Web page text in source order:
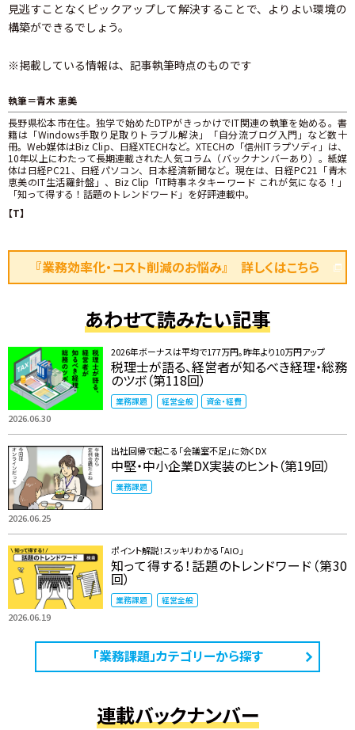
見逃すことなくピックアップして解決することで、よりよい環境の
構築ができるでしょう。
※掲載している情報は、記事執筆時点のものです
執筆＝青木 恵美
長野県松本市在住。独学で始めたDTPがきっかけでIT関連の執筆を始める。書
籍は「Windows手取り足取りトラブル解決」「自分流ブログ入門」など数十
冊。Web媒体はBiz Clip、日経XTECHなど。XTECHの「信州ITラプソディ」は、
10年以上にわたって長期連載された人気コラム（バックナンバーあり）。紙媒
体は日経PC21、日経パソコン、日本経済新聞など。現在は、日経PC21「青木
恵美のIT生活羅針盤」、Biz Clip「IT時事ネタキーワード これが気になる！」
「知って得する！話題のトレンドワード」を好評連載中。
【T】
『業務効率化・コスト削減のお悩み』 詳しくはこちら
あわせて読みたい記事
2026.06.30
2026年ボーナスは平均で177万円。昨年より10万円アップ
税理士が語る、経営者が知るべき経理・総務
のツボ（第118回）
業務課題 経営全般 資金・経費
2026.06.25
出社回帰で起こる「会議室不足」に効くDX
中堅・中小企業DX実装のヒント（第19回）
業務課題
2026.06.19
ポイント解説！スッキリわかる「AIO」
知って得する！話題のトレンドワード（第30
回）
業務課題 経営全般
「業務課題」カテゴリーから探す
連載バックナンバー